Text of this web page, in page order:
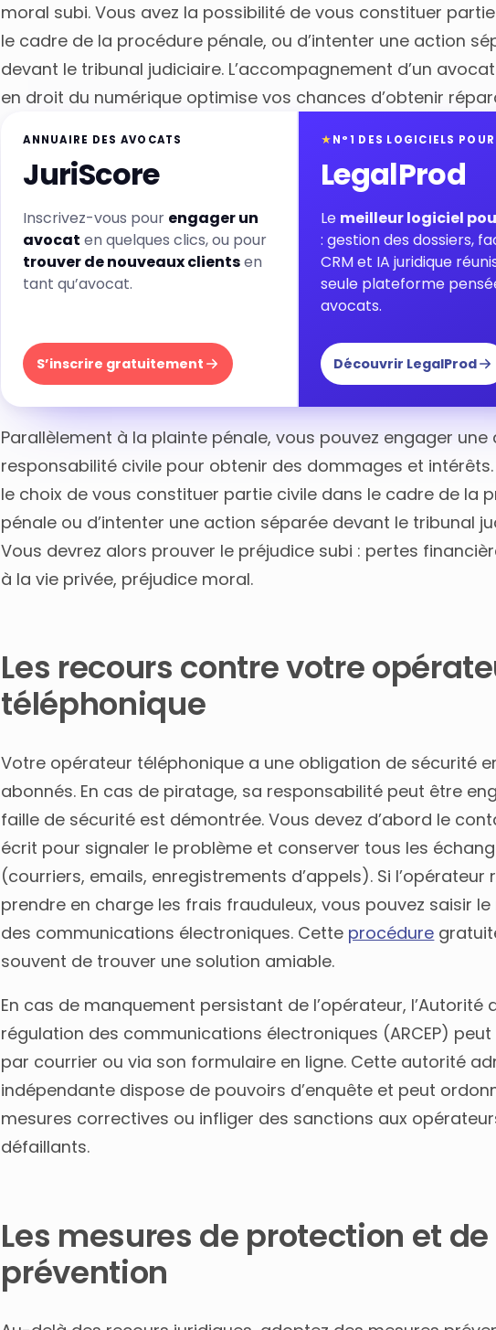
moral subi. Vous avez la possibilité de vous constituer
le cadre de la procédure pénale, ou d’intenter une action
devant le tribunal judiciaire. L’accompagnement d’un
en droit du numérique optimise vos chances d’obtenir
ANNUAIRE DES AVOCATS
JuriScore
Inscrivez-vous pour engager un
avocat en quelques clics, ou pour
trouver de nouveaux clientsen
tant qu’avocat.
S’inscrire gratuitement
★N°1 DES LOGICIELS
LegalProd
Le meilleur logiciel
: gestion des dossiers,
CRM et IA juridique
seule plateforme
avocats.
Découvrir LegalProd
Parallèlement à la plainte pénale, vous pouvez engager une
responsabilité civile pour obtenir des dommages et intérêts.
le choix de vous constituer partie civile dans le cadre de la
pénale ou d’intenter une action séparée devant le tribunal
Vous devrez alors prouver le préjudice subi : pertes
à la vie privée, préjudice moral.
Les recours contre votre
téléphonique
Votre opérateur téléphonique a une obligation de sécurité
abonnés. En cas de piratage, sa responsabilité peut être
faille de sécurité est démontrée. Vous devez d’abord le
écrit pour signaler le problème et conserver tous les
(courriers, emails, enregistrements d’appels). Si l’opérateur
prendre en charge les frais frauduleux, vous pouvez saisir
des communications électroniques. Cette procédure
souvent de trouver une solution amiable.
En cas de manquement persistant de l’opérateur, l’Autorité
régulation des communications électroniques (ARCEP)
par courrier ou via son formulaire en ligne. Cette autorité
indépendante dispose de pouvoirs d’enquête et peut
mesures correctives ou infliger des sanctions aux
défaillants.
Les mesures de protection et de
prévention